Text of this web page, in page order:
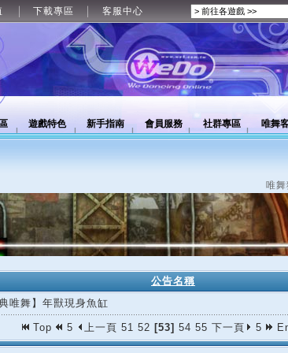
下載專區 客服中心
遊戲特色 新手指南 會員服務 社群專區 唯舞
唯舞
公告名稱
唯舞】年獸現身魚缸
Top 5 上一頁 51 52 [53] 54 55 下一頁 5